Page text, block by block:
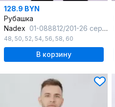
128.9 BYN
Рубашка
Nadex 01-088812/201-26 серый_самре
48, 50, 52, 54, 56, 58, 60
В корзину